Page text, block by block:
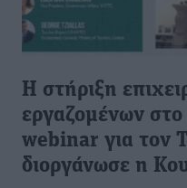
Η στήριξη
εργαζομένων
webinar για τον
διοργάνωσε η